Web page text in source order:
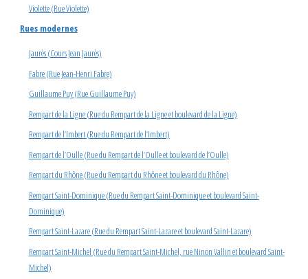
Violette (Rue Violette)
Rues modernes
Jaurès (Cours Jean Jaurès)
Fabre (Rue Jean-Henri Fabre)
Guillaume Puy (Rue Guillaume Puy)
Rempart de la Ligne (Rue du Rempart de la Ligne et boulevard de la Ligne)
Rempart de l’Imbert (Rue du Rempart de l’Imbert)
Rempart de l’Oulle (Rue du Rempart de l’Oulle et boulevard de l’Oulle)
Rempart du Rhône (Rue du Rempart du Rhône et boulevard du Rhône)
Rempart Saint-Dominique (Rue du Rempart Saint-Dominique et boulevard Saint-
Dominique)
Rempart Saint-Lazare (Rue du Rempart Saint-Lazare et boulevard Saint-Lazare)
Rempart Saint-Michel (Rue du Rempart Saint-Michel, rue Ninon Vallin et boulevard Saint-
Michel)